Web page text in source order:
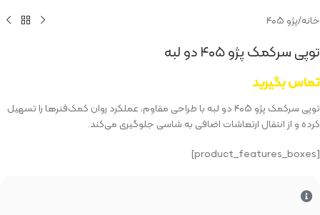
خانه/پژو ۴۰۵
توپی سرکمک پژو ۴۰۵ دو لبه
تماس بگیرید
توپی سرکمک پژو ۴۰۵ دو لبه با طراحی مقاوم، عملکرد روان کمک‌فنرها را تسهیل
کرده و از انتقال ارتعاشات اضافی به شاسی جلوگیری می‌کند.
[product_features_boxes]